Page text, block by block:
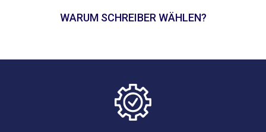
WARUM SCHREIBER WÄHLEN?